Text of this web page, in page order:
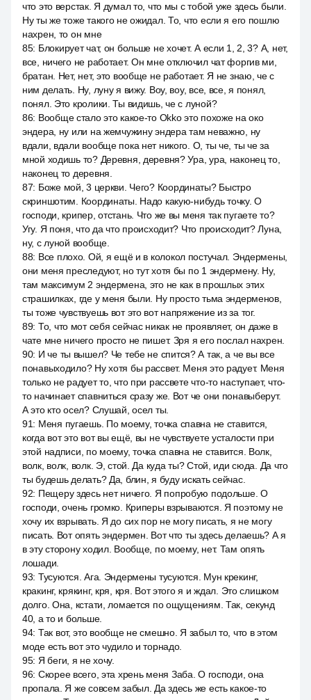
что это верстак. Я думал то, что мы с тобой уже здесь были.
Ну ты же тоже такого не ожидал. То, что если я его пошлю
нахрен, то он мне
85: Блокирует чат, он больше не хочет. А если 1, 2, 3? А, нет,
все, ничего не работает. Он мне отключил чат форгив ми,
братан. Нет, нет, это вообще не работает. Я не знаю, че с
ним делать. Ну, луну я вижу. Воу, воу, все, все, я понял,
понял. Это кролики. Ты видишь, че с луной?
86: Вообще стало это какое-то Okko это похоже на око
эндера, ну или на жемчужину эндера там неважно, ну
вдали, вдали вообще пока нет никого. О, ты че, ты че за
мной ходишь то? Деревня, деревня? Ура, ура, наконец то,
наконец то деревня.
87: Боже мой, 3 церкви. Чего? Координаты? Быстро
скриншотим. Координаты. Надо какую-нибудь точку. О
господи, крипер, отстань. Что же вы меня так пугаете то?
Угу. Я поня, что да что происходит? Что происходит? Луна,
ну, с луной вообще.
88: Все плохо. Ой, я ещё и в колокол постучал. Эндермены,
они меня преследуют, но тут хотя бы по 1 эндермену. Ну,
там максимум 2 эндермена, это не как в прошлых этих
страшилках, где у меня были. Ну просто тьма эндерменов,
ты тоже чувствуешь вот это вот напряжение из за тог.
89: То, что мот себя сейчас никак не проявляет, он даже в
чате мне ничего просто не пишет. Зря я его послал нахрен.
90: И че ты вышел? Че тебе не спится? А так, а че вы все
понавыходило? Ну хотя бы рассвет. Меня это радует. Меня
только не радует то, что при рассвете что-то наступает, что-
то начинает спавниться сразу же. Вот че они понавыберут.
А это кто осел? Слушай, осел ты.
91: Меня пугаешь. По моему, точка спавна не ставится,
когда вот это вот вы ещё, вы не чувствуете усталости при
этой надписи, по моему, точка спавна не ставится. Волк,
волк, волк, волк. Э, стой. Да куда ты? Стой, иди сюда. Да что
ты будешь делать? Да, блин, я буду искать сейчас.
92: Пещеру здесь нет ничего. Я попробую подольше. О
господи, очень громко. Криперы взрываются. Я поэтому не
хочу их взрывать. Я до сих пор не могу писать, я не могу
писать. Вот опять эндермен. Вот что ты здесь делаешь? А я
в эту сторону ходил. Вообще, по моему, нет. Там опять
лошади.
93: Тусуются. Ага. Эндермены тусуются. Мун крекинг,
кракинг, крякинг, кря, кря. Вот этого я и ждал. Это слишком
долго. Она, кстати, ломается по ощущениям. Так, секунд
40, а то и больше.
94: Так вот, это вообще не смешно. Я забыл то, что в этом
моде есть вот это чудило и торнадо.
95: Я беги, я не хочу.
96: Скорее всего, эта хрень меня Заба. О господи, она
пропала. Я же совсем забыл. Да здесь же есть какое-то